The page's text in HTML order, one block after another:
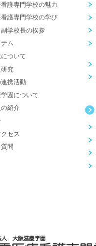
護専門学校の魅力
護専門学校の学び
学校長の挨拶
ム
ついて
究
携活動
園について
紹介
セス
問